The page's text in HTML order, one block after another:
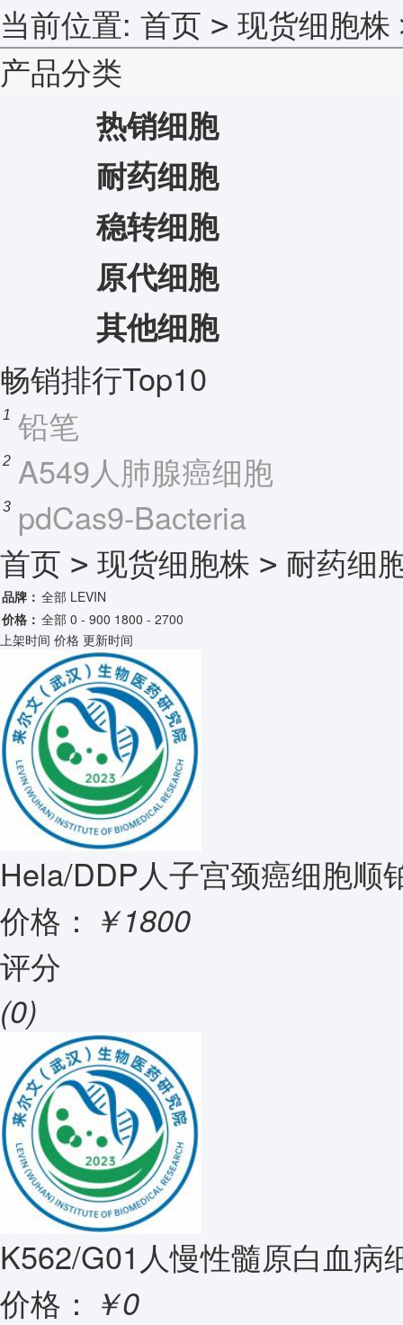
当前位置: 首页 > 现货细胞株
产品分类
热销细胞
耐药细胞
稳转细胞
原代细胞
其他细胞
畅销排行Top10
1 铅笔
2 A549人肺腺癌细胞
3 pdCas9-Bacteria
首页 > 现货细胞株 > 耐药细
品牌： 全部 LEVIN
价格： 全部 0 - 900 1800 - 2700
上架时间 价格 更新时间
Hela/DDP人子宫颈癌细胞顺
价格： ￥1800
评分
(0)
K562/G01人慢性髓原白血病
价格： ￥0